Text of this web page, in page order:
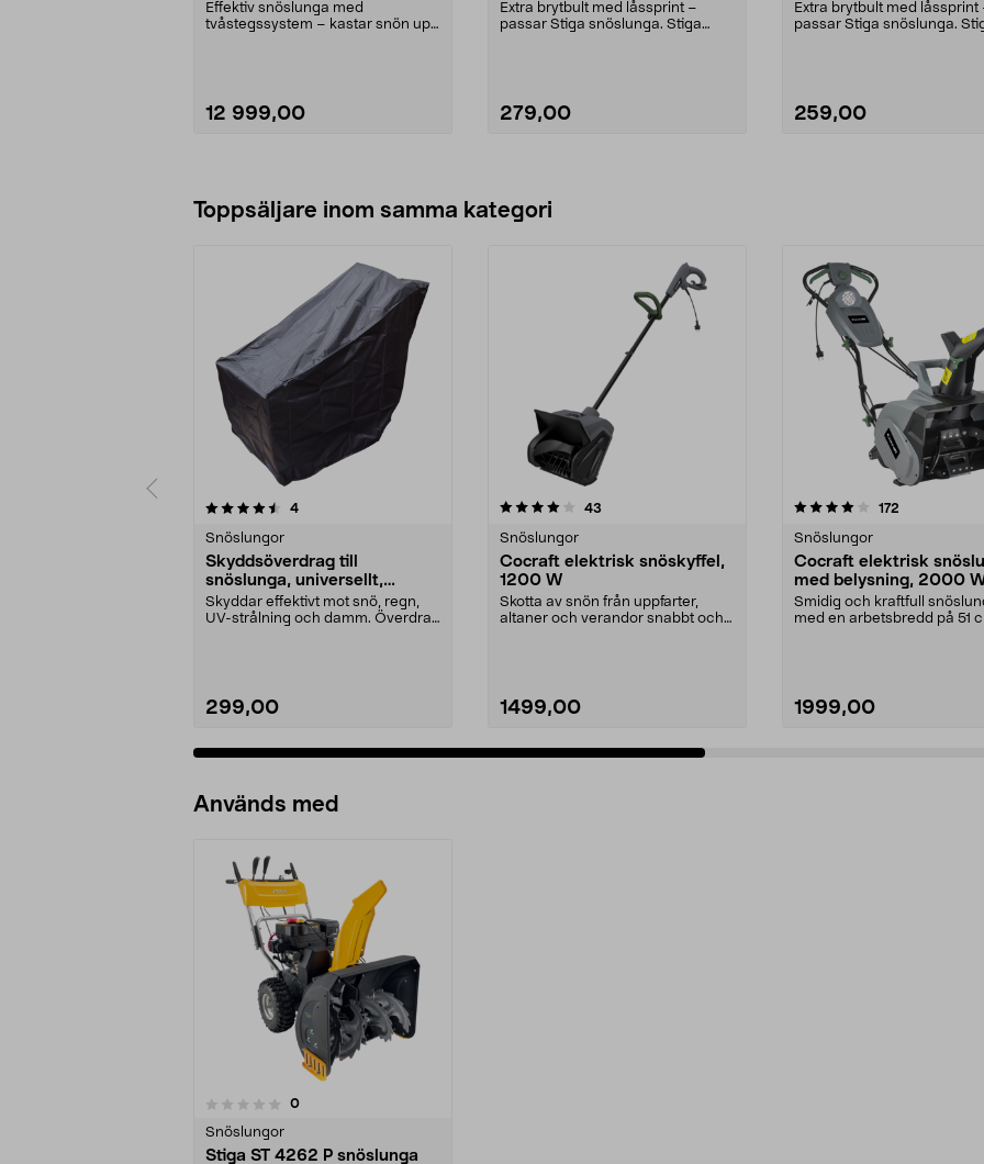
Effektiv snöslunga med
tvåstegssystem – kastar snön upp
12 999,00
Extra brytbult med låssprint –
passar Stiga snöslunga. Stiga
279,00
Extra brytbult med låssprint
passar Stiga snöslunga.
259,00
Toppsäljare inom samma kategori
4recensioner
Snöslungor
Skyddsöverdrag till
snöslunga, universellt,
120x81x101 cm
Skyddar effektivt mot snö, regn,
UV-strålning och damm. Överdrag
299,00
4.0 av 5 stjärnor 43
Snöslungor
Cocraft elektrisk snöskyffel,
1200 W
Skotta av snön från uppfarter,
altaner och verandor snabbt och
1499,00
4.0 av 5 stjärnor 172
Snöslungor
Cocraft elektrisk
med belysning, 2000
Smidig och kraftfull
med en arbetsbredd på 51
1999,00
5.0 av 5 stjärnor
Används med
0recensioner
Snöslungor
Stiga ST 4262 P snöslunga